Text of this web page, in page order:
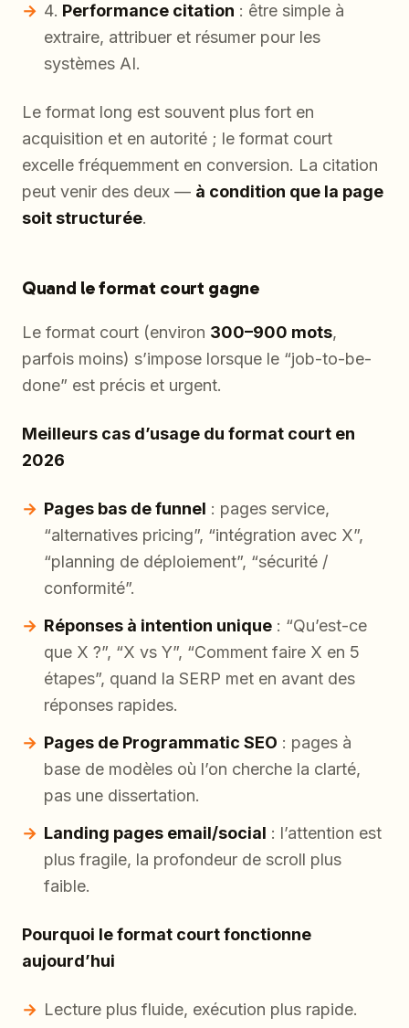
Performance citation : être simple à
extraire, attribuer et résumer pour les
systèmes AI.
Le format long est souvent plus fort en
acquisition et en autorité ; le format court
excelle fréquemment en conversion. La citation
peut venir des deux — à condition que la page
soit structurée.
Quand le format court gagne
Le format court (environ 300–900 mots,
parfois moins) s’impose lorsque le “job-to-be-
done” est précis et urgent.
Meilleurs cas d’usage du format court en
2026
Pages bas de funnel : pages service,
“alternatives pricing”, “intégration avec X”,
“planning de déploiement”, “sécurité /
conformité”.
Réponses à intention unique : “Qu’est-ce
que X ?”, “X vs Y”, “Comment faire X en 5
étapes”, quand la SERP met en avant des
réponses rapides.
Pages de Programmatic SEO : pages à
base de modèles où l’on cherche la clarté,
pas une dissertation.
Landing pages email/social : l’attention est
plus fragile, la profondeur de scroll plus
faible.
Pourquoi le format court fonctionne
aujourd’hui
Lecture plus fluide, exécution plus rapide.